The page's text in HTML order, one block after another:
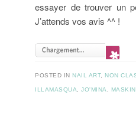
essayer de trouver un
J’attends vos avis ^^ !
POSTED IN NAIL ART, NON
ILLAMASQUA ,JO'MINA